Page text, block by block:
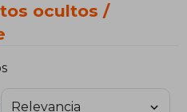
ocultos /